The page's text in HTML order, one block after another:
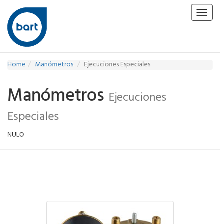
Home Manómetros Ejecuciones Especiales
Manómetros Ejecuciones
Especiales
NULO